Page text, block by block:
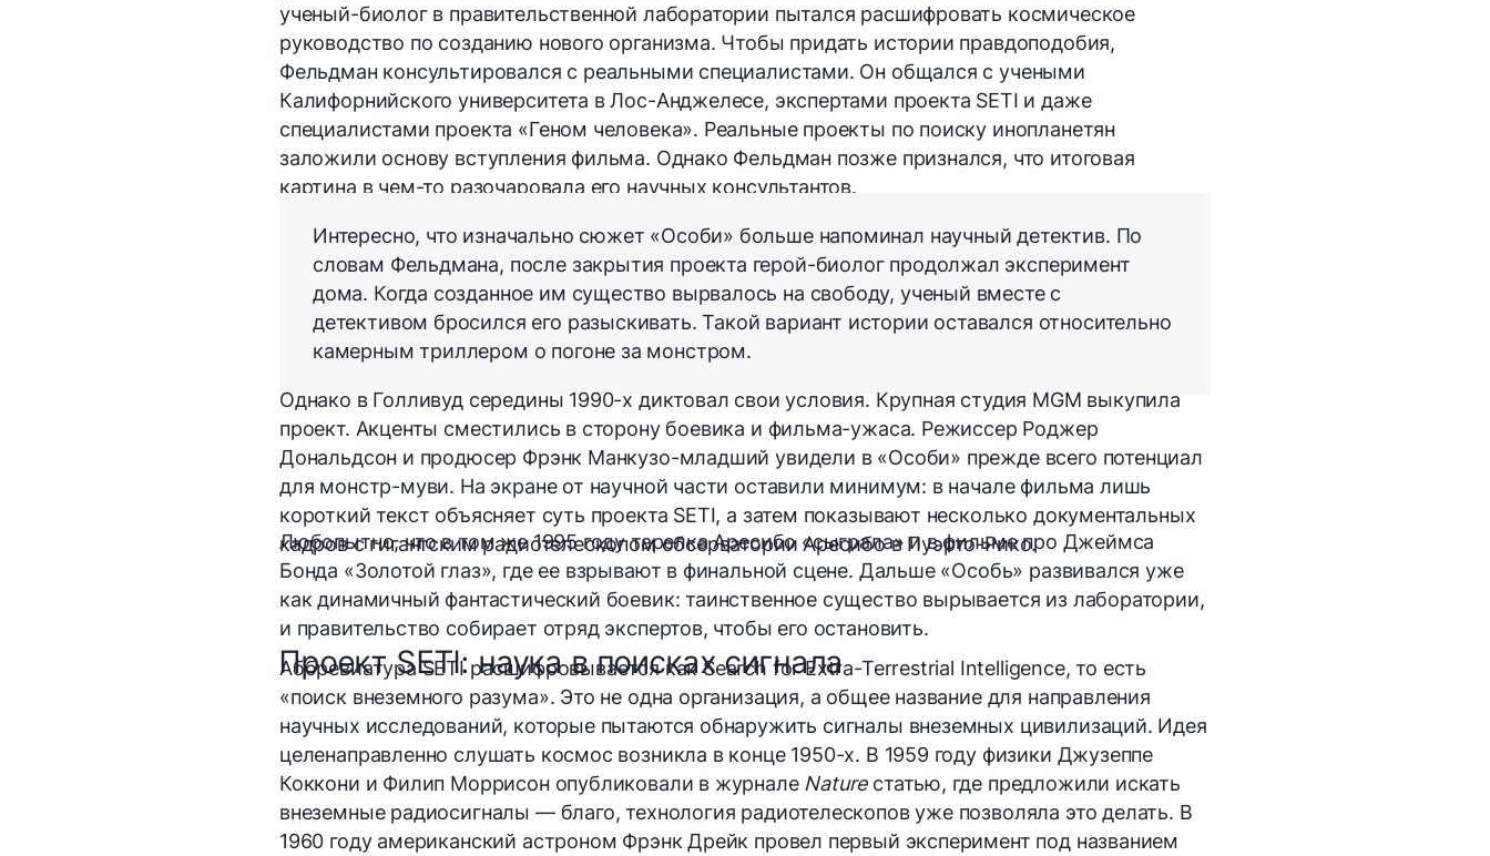
ученый-биолог в правительственной лаборатории пытался расшифровать космическое
руководство по созданию нового организма. Чтобы придать истории правдоподобия,
Фельдман консультировался с реальными специалистами. Он общался с учеными
Калифорнийского университета в Лос-Анджелесе, экспертами проекта SETI и даже
специалистами проекта «Геном человека». Реальные проекты по поиску инопланетян
заложили основу вступления фильма. Однако Фельдман позже признался, что итоговая
картина в чем-то разочаровала его научных консультантов.
Интересно, что изначально сюжет «Особи» больше напоминал научный детектив. По
словам Фельдмана, после закрытия проекта герой-биолог продолжал эксперимент
дома. Когда созданное им существо вырвалось на свободу, ученый вместе с
детективом бросился его разыскивать. Такой вариант истории оставался относительно
камерным триллером о погоне за монстром.
Однако в Голливуд середины 1990-х диктовал свои условия. Крупная студия MGM выкупила
проект. Акценты сместились в сторону боевика и фильма-ужаса. Режиссер Роджер
Дональдсон и продюсер Фрэнк Манкузо-младший увидели в «Особи» прежде всего потенциал
для монстр-муви. На экране от научной части оставили минимум: в начале фильма лишь
короткий текст объясняет суть проекта SETI, а затем показывают несколько документальных
кадров с гигантским радиотелескопом обсерватории Аресибо в Пуэрто-Рико.
Любопытно, что в том же 1995 году тарелка Аресибо «сыграла» и в фильме про Джеймса
Бонда «Золотой глаз», где ее взрывают в финальной сцене. Дальше «Особь» развивался уже
как динамичный фантастический боевик: таинственное существо вырывается из лаборатории,
и правительство собирает отряд экспертов, чтобы его остановить.
Проект SETI: наука в поисках сигнала
Аббревиатура SETI расшифровывается как Search for Extra-Terrestrial Intelligence, то есть
«поиск внеземного разума». Это не одна организация, а общее название для направления
научных исследований, которые пытаются обнаружить сигналы внеземных цивилизаций. Идея
целенаправленно слушать космос возникла в конце 1950-х. В 1959 году физики Джузеппе
Коккони и Филип Моррисон опубликовали в журнале Natureстатью, где предложили искать
внеземные радиосигналы — благо, технология радиотелескопов уже позволяла это делать. В
1960 году американский астроном Фрэнк Дрейк провел первый эксперимент под названием